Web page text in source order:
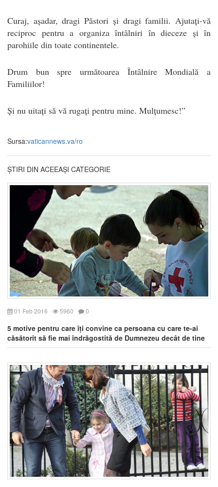
Curaj, așadar, dragi Păstori și dragi familii. Ajutați-vă
reciproc pentru a organiza întâlniri în dieceze și în
parohiile din toate continentele.
Drum bun spre următoarea Întâlnire Mondială a
Familiilor!
Și nu uitați să vă rugați pentru mine. Mulțumesc!”
Sursa:vaticannews.va/ro
ȘTIRI DIN ACEEAȘI CATEGORIE
01 Feb 2016 5960 0
5 motive pentru care îți convine ca persoana cu care te-ai
căsătorit să fie mai îndrăgostită de Dumnezeu decât de tine